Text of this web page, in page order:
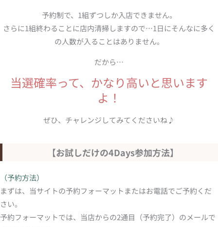
予約制で、1組ずつしか入店できません。
さらに1組終わることに店内清掃しますので…1日にそんなに多く
の人数が入ることはありません。
だから…
当選確率って、かなり高いと思います
よ！
ぜひ、チャレンジしてみてくださいね♪
【お試しだけの4Days参加方法】
（予約方法）
まずは、当サイトの予約フォーマットまたはお電話でご予約くだ
さい。
予約フォーマットでは、当店からの2通目（予約完了）のメールで